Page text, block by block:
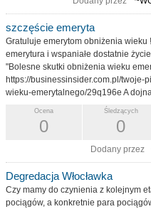
szczęście emeryta
Gratuluje emerytom obniżenia wieku
emerytura i wspaniałe dostatnie
"Bolesne skutki obniżenia wieku
https://businessinsider.com.pl/
wieku-emerytalnego/29q196e A
Śledzących
0
Ocena
0
Dodany przez
Degredacja Włocławka
Czy mamy do czynienia z kolejnym
pociągów, a konkretnie para